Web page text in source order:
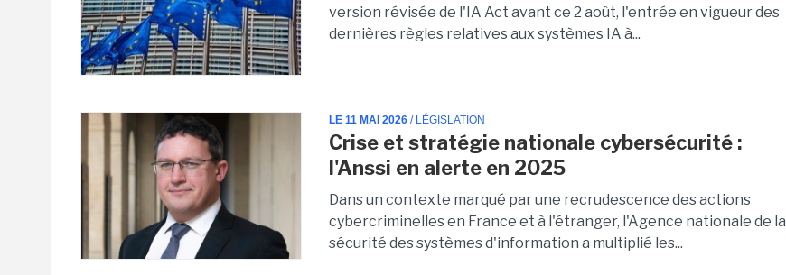
version révisée de l'IA Act avant ce 2 août, l'entrée en vigueur des
dernières règles relatives aux systèmes IA à...
LE 11 MAI 2026 / LÉGISLATION
Crise et stratégie nationale cybersécurité :
l'Anssi en alerte en 2025
Dans un contexte marqué par une recrudescence des actions
cybercriminelles en France et à l'étranger, l'Agence nationale de la
sécurité des systèmes d'information a multiplié les...